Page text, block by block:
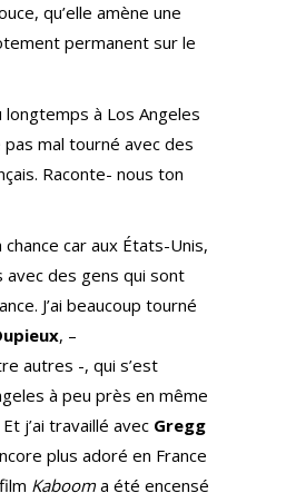
qu’elle amène une
permanent sur le
longtemps à Los Angeles
mal tourné avec des
Raconte- nous ton
chance car aux États-Unis,
avec des gens qui sont
J’ai beaucoup tourné
, –
autres -, qui s’est
à peu près en même
j’ai travaillé avec Gregg
plus adoré en France
Kabooma été encensé